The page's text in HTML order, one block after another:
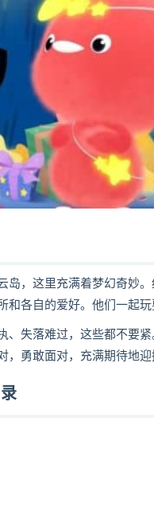
岛，这里充满着梦幻奇妙
和各自的爱好。他们一起
、失落难过，这些都不要
勇敢面对，充满期待地迎